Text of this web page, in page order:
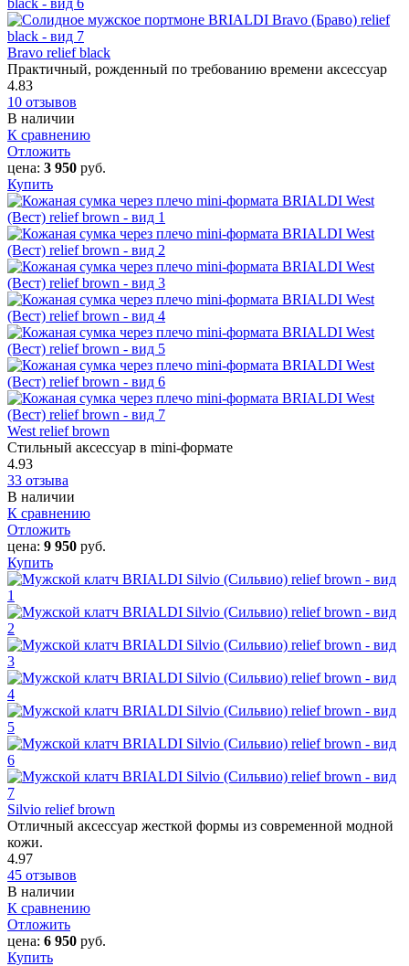
Bravo relief black
Практичный, рожденный по требованию времени аксессуар
4.83
10 отзывов
В наличии
К сравнению
Отложить
цена: 3 950 руб.
Купить
West relief brown
Стильный аксессуар в mini-формате
4.93
33 отзыва
В наличии
К сравнению
Отложить
цена: 9 950 руб.
Купить
Silvio relief brown
Отличный аксессуар жесткой формы из современной модной
кожи.
4.97
45 отзывов
В наличии
К сравнению
Отложить
цена: 6 950 руб.
Купить